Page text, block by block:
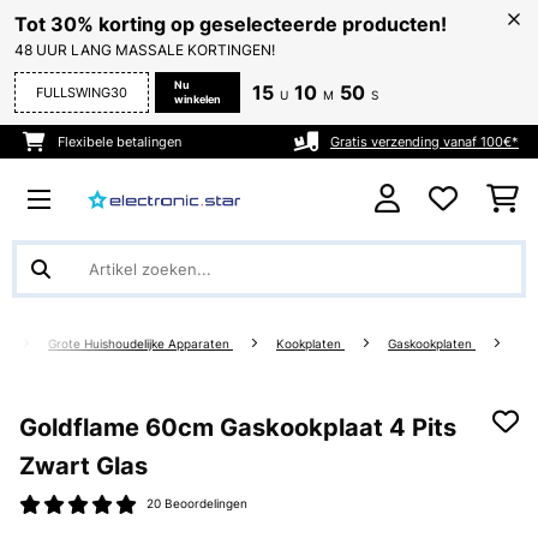
Tot 30% korting op geselecteerde producten!
48 UUR LANG MASSALE KORTINGEN!
FULLSWING30
Nu
winkelen
15 U 10 M 50 S
Flexibele betalingen Gratis verzending vanaf 100€*
Grote Huishoudelijke Apparaten Kookplaten Gaskookplaten
Goldflame 60cm Gaskookplaat 4 Pits
Zwart Glas
20 Beoordelingen